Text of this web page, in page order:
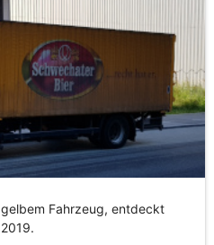
Fahrzeug, entdeckt